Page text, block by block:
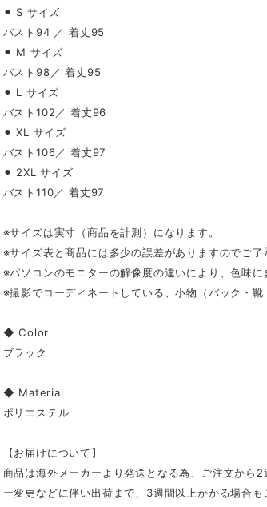
⚫︎ S サイズ
バスト94 ／ 着丈95
⚫︎ M サイズ
バスト98／ 着丈95
⚫︎ L サイズ
バスト102／ 着丈96
⚫︎ XL サイズ
バスト106／ 着丈97
⚫︎ 2XL サイズ
バスト110／ 着丈97
※サイズは実寸（商品を計測）になります。
※サイズ表と商品には多少の誤差がありますのでご了
※パソコンのモニターの解像度の違いにより、色味
※撮影でコーディネートしている、小物（バック・
◆ Color
ブラック
◆ Material
ポリエステル
【お届けについて】
商品は海外メーカーより発送となる為、ご注文から
ー変更などに伴い出荷まで、3週間以上かかる場合